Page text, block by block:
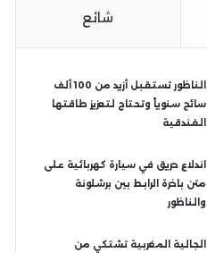
شائع
الناظور تستقبل أزيد من 100 ألف
سائح سنوياً وتحتاج لتعزيز طاقتها
الفندقية
اندلاع حريق في سيارة كهربائية على
متن باخرة الرابط بين برشلونة
والناظور
الجالية المغربية تشتكي من